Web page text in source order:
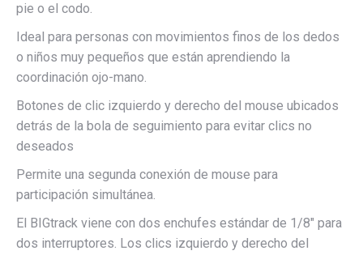
pie o el codo.
Ideal para personas con movimientos finos de los dedos
o niños muy pequeños que están aprendiendo la
coordinación ojo-mano.
Botones de clic izquierdo y derecho del mouse ubicados
detrás de la bola de seguimiento para evitar clics no
deseados
Permite una segunda conexión de mouse para
participación simultánea.
El BIGtrack viene con dos enchufes estándar de 1/8″ para
dos interruptores. Los clics izquierdo y derecho del